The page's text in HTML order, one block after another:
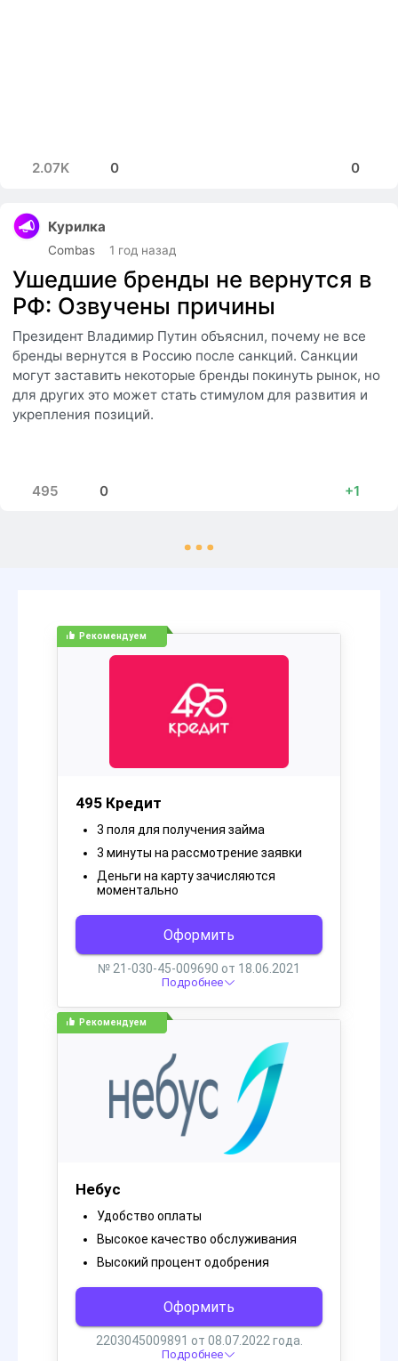
0
2.07K 0
Курилка
Combas 1 год назад
Ушедшие бренды не вернутся в
РФ: Озвучены причины
Президент Владимир Путин объяснил, почему не все
бренды вернутся в Россию после санкций. Санкции
могут заставить некоторые бренды покинуть рынок, но
для других это может стать стимулом для развития и
укрепления позиций.
Курилка
Сергей Драгомир 1 год назад
Люди готовы работать за 25 000
рублей в месяц?
Почему люди соглашаются на зарплату в 25 000 рублей
в месяц? Возможно, они видят в этой работе
возможность для профессионального роста и
развития. Может быть, для них важнее не только
материальное вознаграждение, но и возможность
применить свои навыки и таланты? Возможно, они
ценят стабильность и уверенность в завтрашнем дне,
которую им обеспечивает эта работа?
Курилка
Chandra 1 год назад
Сальса соус: Делаем в
домашних условиях
Пронзительный перец, ароматный лук и ароматный
чеснок - все готово для создания вкусного соуса